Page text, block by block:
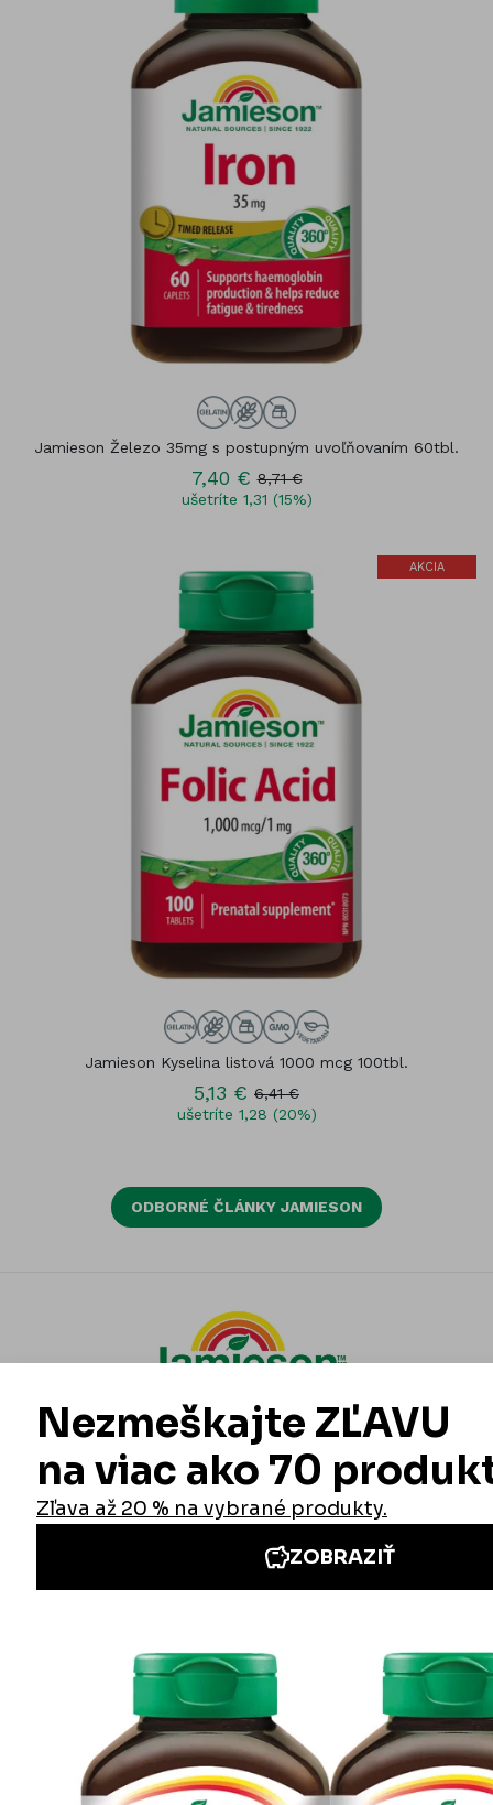
Jamieson Železo 35mg s postupným uvoľňovaním 60tbl.
7,40 € 8,71 €
ušetríte 1,31 (15%)
AKCIA
Jamieson Kyselina listová 1000 mcg 100tbl.
5,13 € 6,41 €
ušetríte 1,28 (20%)
ODBORNÉ ČLÁNKY JAMIESON
Iné stránky Jamieson
Prihlásenie do newslettra